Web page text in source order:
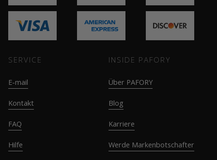
SERVICE
E-mail
Kontakt
FAQ
Hilfe
INSIDE PAFORY
Über PAFORY
Blog
Karriere
Werde Markenbotschafter